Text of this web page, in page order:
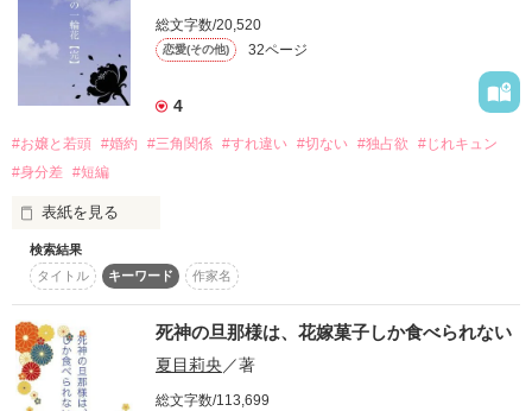
◆八木下繁樹（やぎした　しげき）31歳
黒鉄商事株式会社・エネルギー課の課長。鞠乃の上司
広い肩幅と程よく筋肉質な胸板の持ち主
˚˙༓࿇༓˙˚˙༓࿇༓˙˚˙༓࿇༓˙˚
「不思議ですね。実は私、人混みが苦手なんですけど、課長の
前でだけちゃんと息ができるんです」
スーツ越しでもよくわかる彼の広い肩幅が、私の盾になってく
れて――――。
作品を読む
総文字数/20,520
恋愛(その他) 32ページ
4
#お嬢と若頭 #婚約 #三角関係 #すれ違い #切ない #独占欲
#じれキュン
#身分差
#短編
表紙を見る
「一生、俺のそばから離れるな」
いつの間にか変わってしまった
二人の"愛のカタチ"───
検索結果
タイトル
キーワード 作家名
死神の旦那様は、花嫁菓子しか食べられない
夏目莉央／著
総文字数/113,699